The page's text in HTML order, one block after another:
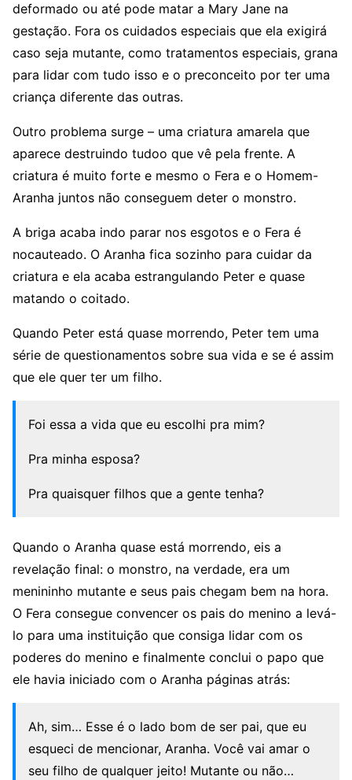
deformado ou até pode matar a Mary Jane na
gestação. Fora os cuidados especiais que ela exigirá
caso seja mutante, como tratamentos especiais, grana
para lidar com tudo isso e o preconceito por ter uma
criança diferente das outras.
Outro problema surge – uma criatura amarela que
aparece destruindo tudoo que vê pela frente. A
criatura é muito forte e mesmo o Fera e o Homem-
Aranha juntos não conseguem deter o monstro.
A briga acaba indo parar nos esgotos e o Fera é
nocauteado. O Aranha fica sozinho para cuidar da
criatura e ela acaba estrangulando Peter e quase
matando o coitado.
Quando Peter está quase morrendo, Peter tem uma
série de questionamentos sobre sua vida e se é assim
que ele quer ter um filho.
Foi essa a vida que eu escolhi pra mim?
Pra minha esposa?
Pra quaisquer filhos que a gente tenha?
Quando o Aranha quase está morrendo, eis a
revelação final: o monstro, na verdade, era um
menininho mutante e seus pais chegam bem na hora.
O Fera consegue convencer os pais do menino a levá-
lo para uma instituição que consiga lidar com os
poderes do menino e finalmente conclui o papo que
ele havia iniciado com o Aranha páginas atrás:
Ah, sim… Esse é o lado bom de ser pai, que eu
esqueci de mencionar, Aranha. Você vai amar o
seu filho de qualquer jeito! Mutante ou não…